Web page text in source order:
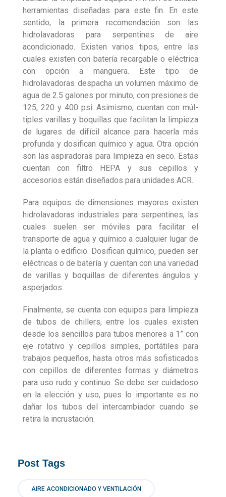
herramientas diseñadas para este fin. En este
sentido, la primera recomendación son las
hidrola­vadoras para serpentines de aire
acondicionado. Existen varios tipos, entre las
cuales existen con batería recargable o eléctrica
con opción a manguera. Este tipo de
hidrolavadoras despacha un volumen máximo de
agua de 2.5 galones por minuto, con presiones de
125, 220 y 400 psi. Asimismo, cuentan con múl­
tiples varillas y boquillas que facilitan la limpieza
de lugares de difícil alcance para hacerla más
profunda y dosifican químico y agua. Otra opción
son las aspiradoras para limpieza en seco. Estas
cuentan con filtro HEPA y sus cepillos y
accesorios están diseñados para unidades ACR.
Para equipos de dimensiones mayores existen
hidrolavadoras industriales para serpentines, las
cuales suelen ser móviles para facilitar el
transporte de agua y químico a cualquier lugar de
la planta o edificio. Dosifican químico, pueden ser
eléctricas o de batería y cuentan con una variedad
de varillas y boquillas de dife­rentes ángulos y
asperjados.
Finalmente, se cuenta con equipos para limpieza
de tubos de chillers, entre los cuales existen
desde los sencillos para tubos menores a 1” con
eje rotativo y cepillos simples, portátiles para
trabajos pequeños, hasta otros más sofisticados
con cepillos de diferentes formas y diámetros
para uso rudo y continuo. Se debe ser cuidadoso
en la elección y uso, pues lo importante es no
dañar los tubos del intercambiador cuando se
retira la incrustación.
Post Tags
AIRE ACONDICIONADO Y VENTILACIÓN